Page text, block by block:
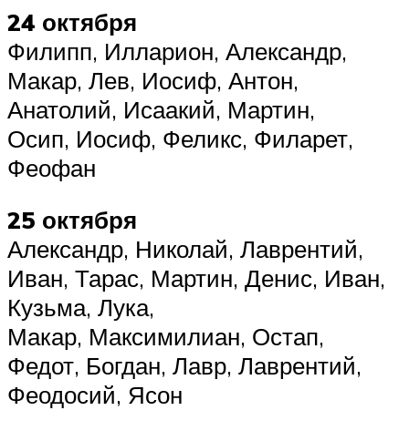
24 октября
Филипп, Илларион, Александр,
Макар, Лев, Иосиф, Антон,
Анатолий, Исаакий, Мартин,
Осип, Иосиф, Феликс, Филарет,
Феофан
25 октября
Александр, Николай, Лаврентий,
Иван, Тарас, Мартин, Денис, Иван,
Кузьма, Лука,
Макар, Максимилиан, Остап,
Федот, Богдан, Лавр, Лаврентий,
Феодосий, Ясон